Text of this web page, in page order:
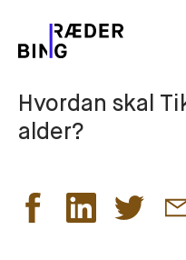
Hvordan skal
alder?